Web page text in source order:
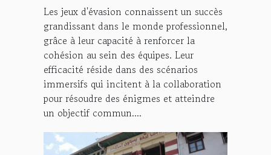
Les jeux d'évasion connaissent un succès
grandissant dans le monde professionnel,
grâce à leur capacité à renforcer la
cohésion au sein des équipes. Leur
efficacité réside dans des scénarios
immersifs qui incitent à la collaboration
pour résoudre des énigmes et atteindre
un objectif commun....